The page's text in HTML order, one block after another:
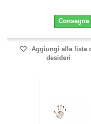
Aggiungi alla lista
desideri